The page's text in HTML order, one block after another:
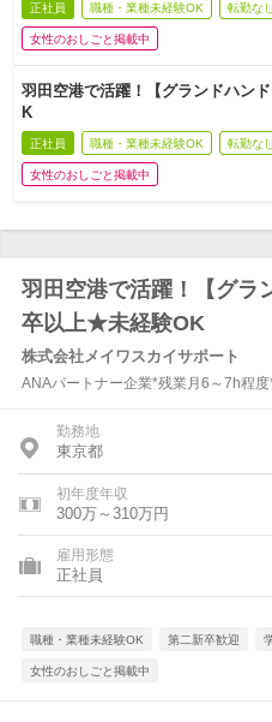
正社員 職種・業種未経験OK 転勤なし
女性のおしごと掲載中
羽田空港で活躍！【グランドハン
K
正社員 職種・業種未経験OK 転勤なし
女性のおしごと掲載中
羽田空港で活躍！【グ
卒以上★未経験OK
株式会社メイワスカイサポート
ANAパートナー企業*残業月6～7h程
勤務地
東京都
初年度年収
300万～310万円
雇用形態
正社員
職種・業種未経験OK 第二新卒歓迎
女性のおしごと掲載中